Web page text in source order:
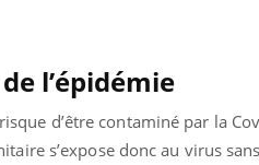
l’épidémie
d’être contaminé par la
s’expose donc au virus